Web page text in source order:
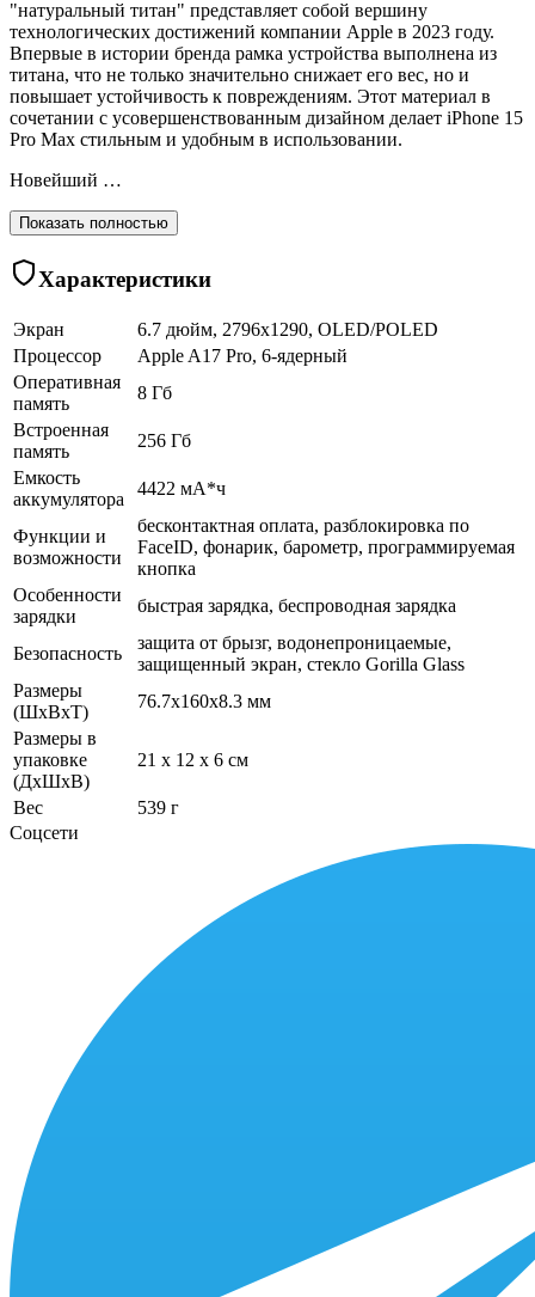
"натуральный титан" представляет собой вершину
технологических достижений компании Apple в 2023 году.
Впервые в истории бренда рамка устройства выполнена из
титана, что не только значительно снижает его вес, но и
повышает устойчивость к повреждениям. Этот материал в
сочетании с усовершенствованным дизайном делает iPhone 15
Pro Max стильным и удобным в использовании.
Новейший …
Показать полностью
Характеристики
Экран
6.7 дюйм, 2796x1290, OLED/POLED
Процессор
Apple A17 Pro, 6-ядерный
Оперативная
память
8 Гб
Встроенная
память
256 Гб
Емкость
аккумулятора
4422 мА*ч
Функции и
возможности
бесконтактная оплата, разблокировка по
FaceID, фонарик, барометр, программируемая
кнопка
Особенности
зарядки
быстрая зарядка, беспроводная зарядка
Безопасность
защита от брызг, водонепроницаемые,
защищенный экран, cтекло Gorilla Glass
Размеры
(ШхВхТ)
76.7x160x8.3 мм
Размеры в
упаковке
(ДхШхВ)
21 x 12 x 6 см
Вес
539 г
Соцсети